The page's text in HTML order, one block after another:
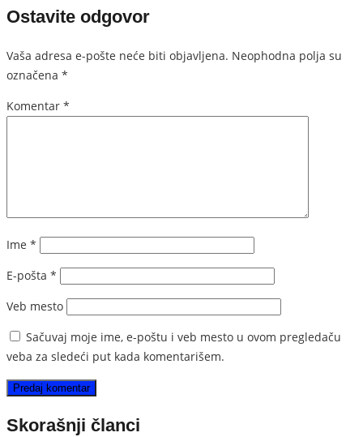
Ostavite odgovor
Vaša adresa e-pošte neće biti objavljena. Neophodna polja su
označena *
Komentar *
Ime *
E-pošta *
Veb mesto
Sačuvaj moje ime, e-poštu i veb mesto u ovom pregledaču
veba za sledeći put kada komentarišem.
Skorašnji članci